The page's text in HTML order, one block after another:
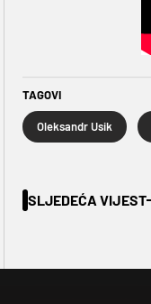
TAGOVI
Oleksandr Usik
SLJEDEĆA VIJEST